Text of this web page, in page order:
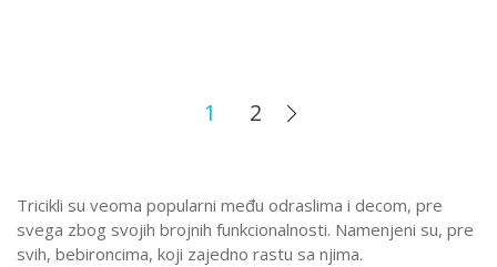
1 2
Tricikli su veoma popularni među odraslima i decom, pre
svega zbog svojih brojnih funkcionalnosti. Namenjeni su, pre
svih, bebironcima, koji zajedno rastu sa njima.